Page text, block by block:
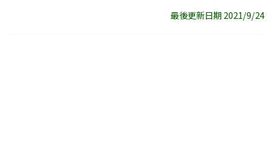
最後更新日期 2021/9/24